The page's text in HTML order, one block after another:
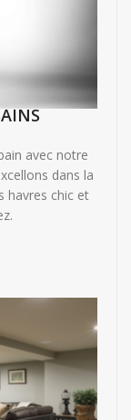
avec notre
dans la
havres chic et